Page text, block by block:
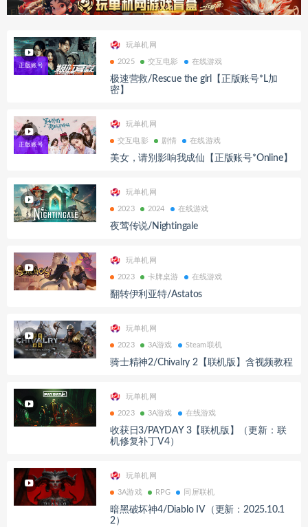
玩单机网
2025 交互电影 在线游戏
极速营救/Rescue the girl【正版账号*L加
密】
玩单机网
交互电影 剧情 在线游戏
美女，请别影响我成仙【正版账号*Online】
玩单机网
2023 2024 在线游戏
夜莺传说/Nightingale
玩单机网
2023 卡牌桌游 在线游戏
翻转伊利亚特/Astatos
玩单机网
2023 3A游戏 Steam联机
骑士精神2/Chivalry 2【联机版】含视频教程
玩单机网
2023 3A游戏 在线游戏
收获日3/PAYDAY 3【联机版】（更新：联
机修复补丁V4）
玩单机网
3A游戏 RPG 同屏联机
暗黑破坏神4/Diablo IV（更新：2025.10.1
2）